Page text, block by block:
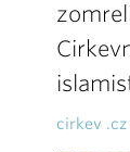
cirkev .cz